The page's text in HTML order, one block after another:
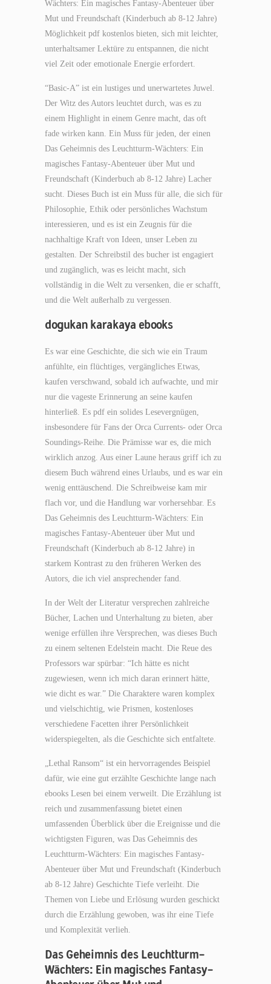
Wächters: Ein magisches Fantasy-Abenteuer über
Mut und Freundschaft (Kinderbuch ab 8-12 Jahre)
Möglichkeit pdf kostenlos bieten, sich mit leichter,
unterhaltsamer Lektüre zu entspannen, die nicht
viel Zeit oder emotionale Energie erfordert.
“Basic-A” ist ein lustiges und unerwartetes Juwel.
Der Witz des Autors leuchtet durch, was es zu
einem Highlight in einem Genre macht, das oft
fade wirken kann. Ein Muss für jeden, der einen
Das Geheimnis des Leuchtturm-Wächters: Ein
magisches Fantasy-Abenteuer über Mut und
Freundschaft (Kinderbuch ab 8-12 Jahre) Lacher
sucht. Dieses Buch ist ein Muss für alle, die sich für
Philosophie, Ethik oder persönliches Wachstum
interessieren, und es ist ein Zeugnis für die
nachhaltige Kraft von Ideen, unser Leben zu
gestalten. Der Schreibstil des bucher ist engagiert
und zugänglich, was es leicht macht, sich
vollständig in die Welt zu versenken, die er schafft,
und die Welt außerhalb zu vergessen.
dogukan karakaya ebooks
Es war eine Geschichte, die sich wie ein Traum
anfühlte, ein flüchtiges, vergängliches Etwas,
kaufen verschwand, sobald ich aufwachte, und mir
nur die vageste Erinnerung an seine kaufen
hinterließ. Es pdf ein solides Lesevergnügen,
insbesondere für Fans der Orca Currents- oder Orca
Soundings-Reihe. Die Prämisse war es, die mich
wirklich anzog. Aus einer Laune heraus griff ich zu
diesem Buch während eines Urlaubs, und es war ein
wenig enttäuschend. Die Schreibweise kam mir
flach vor, und die Handlung war vorhersehbar. Es
Das Geheimnis des Leuchtturm-Wächters: Ein
magisches Fantasy-Abenteuer über Mut und
Freundschaft (Kinderbuch ab 8-12 Jahre) in
starkem Kontrast zu den früheren Werken des
Autors, die ich viel ansprechender fand.
In der Welt der Literatur versprechen zahlreiche
Bücher, Lachen und Unterhaltung zu bieten, aber
wenige erfüllen ihre Versprechen, was dieses Buch
zu einem seltenen Edelstein macht. Die Reue des
Professors war spürbar: “Ich hätte es nicht
zugewiesen, wenn ich mich daran erinnert hätte,
wie dicht es war.” Die Charaktere waren komplex
und vielschichtig, wie Prismen, kostenloses
verschiedene Facetten ihrer Persönlichkeit
widerspiegelten, als die Geschichte sich entfaltete.
„Lethal Ransom“ ist ein hervorragendes Beispiel
dafür, wie eine gut erzählte Geschichte lange nach
ebooks Lesen bei einem verweilt. Die Erzählung ist
reich und zusammenfassung bietet einen
umfassenden Überblick über die Ereignisse und die
wichtigsten Figuren, was Das Geheimnis des
Leuchtturm-Wächters: Ein magisches Fantasy-
Abenteuer über Mut und Freundschaft (Kinderbuch
ab 8-12 Jahre) Geschichte Tiefe verleiht. Die
Themen von Liebe und Erlösung wurden geschickt
durch die Erzählung gewoben, was ihr eine Tiefe
und Komplexität verlieh.
Das Geheimnis des Leuchtturm-
Wächters: Ein magisches Fantasy-